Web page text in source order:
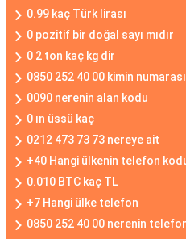
0.99 kaç Türk lirası
0 pozitif bir doğal sayı mıdır
0 2 ton kaç kg dir
0850 252 40 00 kimin numarası
0090 nerenin alan kodu
0 ın üssü kaç
0212 473 73 73 nereye ait
+40 Hangi ülkenin telefon
0.010 BTC kaç TL
+7 Hangi ülke telefon
0850 252 40 00 nerenin